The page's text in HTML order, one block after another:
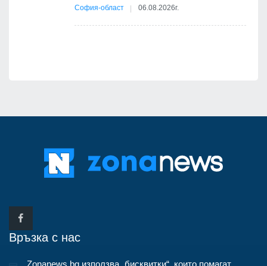
София-област 06.08.2026г.
Връзка с нас
Zonanews.bg използва „бисквитки“, които помагат